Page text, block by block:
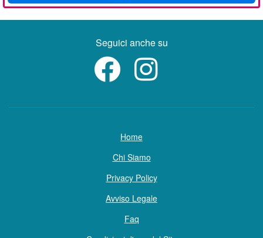
Seguici anche su
Home
Chi Siamo
Privacy Policy
Avviso Legale
Faq